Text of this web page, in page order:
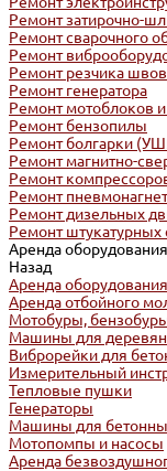
Ремонт затирочно-
Ремонт сварочного
Ремонт
Ремонт резчика швов
Ремонт генератора
Ремонт мотоблоков и
Ремонт бензопилы
Ремонт болгарки
Ремонт магнитно-
Ремонт
Ремонт
Ремонт дизельных
Ремонт штукатурных
Аренда оборудования
Назад
Аренда оборудования
Аренда отбойного
Мотобуры,
Машины для
Виброрейки для
Измерительный
Тепловые пушки
Генераторы
Машины для
Мотопомпы и насосы
Аренда